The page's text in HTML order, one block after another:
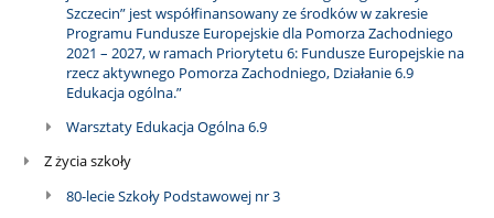
Szczecin” jest współfinansowany ze środków w zakresie
Programu Fundusze Europejskie dla Pomorza Zachodniego
2021 – 2027, w ramach Priorytetu 6: Fundusze Europejskie na
rzecz aktywnego Pomorza Zachodniego, Działanie 6.9
Edukacja ogólna.”
Warsztaty Edukacja Ogólna 6.9
Z życia szkoły
80-lecie Szkoły Podstawowej nr 3